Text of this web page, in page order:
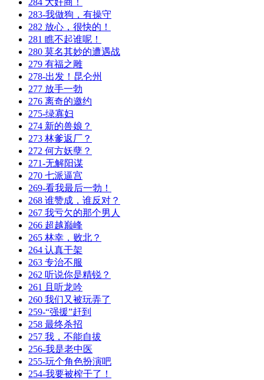
284 大奸商！
283-我做狗，有操守
282 放心，很快的！
281 瞧不起谁呢！
280 莫名其妙的遭遇战
279 有福之雕
278-出发！昆仑州
277 放手一勃
276 离奇的邀约
275-绿寡妇
274 新的兽娘？
273 林爹返厂？
272 何方妖孽？
271-无解阳谋
270 七派逼宫
269-看我最后一勃！
268 谁赞成，谁反对？
267 我亏欠的那个男人
266 超越巅峰
265 林幸，败北？
264 认真干架
263 专治不服
262 听说你是精锐？
261 且听龙吟
260 我们又被玩弄了
259-“强援”赶到
258 最终杀招
257 我，不能自拔
256-我是老中医
255-玩个角色扮演吧
254-我要被榨干了！